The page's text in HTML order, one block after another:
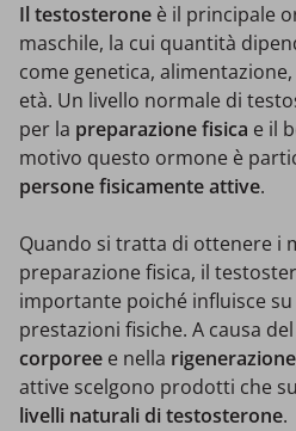
Il testosterone è il principale
maschile, la cui quantità
come genetica,
età. Un livello normale di
per la preparazione fisica e il
motivo questo ormone è
persone fisicamente attive.
Quando si tratta di ottenere i
preparazione fisica, il
importante poiché influisce
prestazioni fisiche. A causa
corporee e nella rigenerazione
attive scelgono prodotti che
livelli naturali di testosterone.